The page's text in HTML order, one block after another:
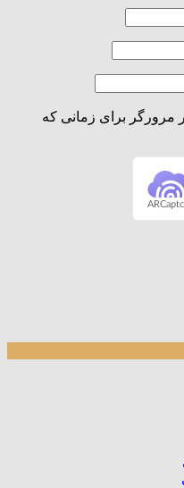
مرورگر برای زمانی که